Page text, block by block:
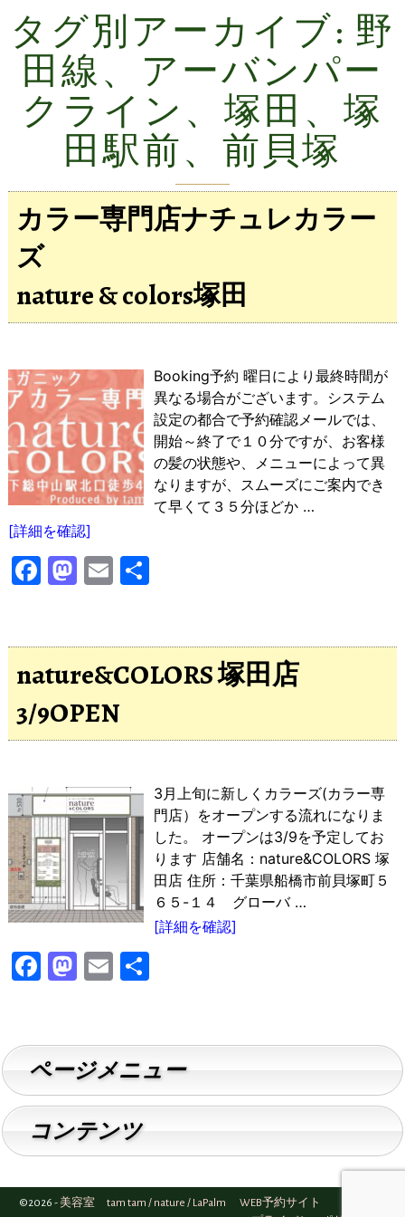
タグ別アーカイブ: 野
田線、アーバンパー
クライン、塚田、塚
田駅前、前貝塚
カラー専門店ナチュレカラー
ズ
nature & colors塚田
Booking予約 曜日により最終時間が
異なる場合がございます。システム
設定の都合で予約確認メールでは、
開始～終了で１０分ですが、お客様
の髪の状態や、メニューによって異
なりますが、スムーズにご案内でき
て早くて３５分ほどか …
[詳細を確認]
F
e
b
o
o
M
o
d
o
n
E
l
共
nature&COLORS 塚田店
3/9OPEN
3月上旬に新しくカラーズ(カラー専
門店）をオープンする流れになりま
した。 オープンは3/9を予定してお
ります 店舗名：nature&COLORS 塚
田店 住所：千葉県船橋市前貝塚町５
６５-１４ グローバ …
[詳細を確認]
F
e
b
o
o
k
M
o
d
o
n
E
l
共
ページメニュー
コンテンツ
©2026 -美容室 tam tam / nature / LaPalm WEB予約サイト